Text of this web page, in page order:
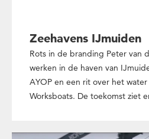
Zeehavens IJmuiden
Rots in de branding Peter van
werken in de haven van
AYOP en een rit over het
Worksboats. De toekomst ziet